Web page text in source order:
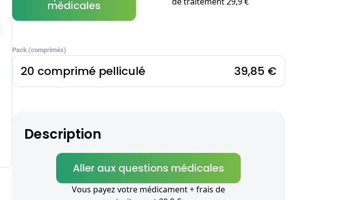
médicales
Pack (comprimés)
20 comprimé pelliculé 39,85 €
Description
Aller aux questions médicales
Vous payez votre médicament + frais de